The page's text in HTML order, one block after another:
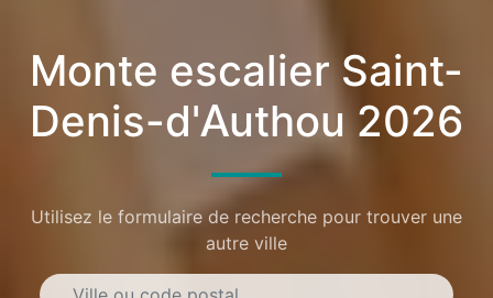
Monte escalier Saint-
Denis-d'Authou 2026
Utilisez le formulaire de recherche pour trouver une
autre ville